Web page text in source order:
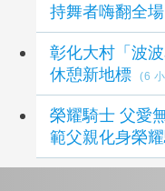
持舞者嗨翻全場
彰化大村「波
休憩新地標
(6
榮耀騎士 父愛
範父親化身榮